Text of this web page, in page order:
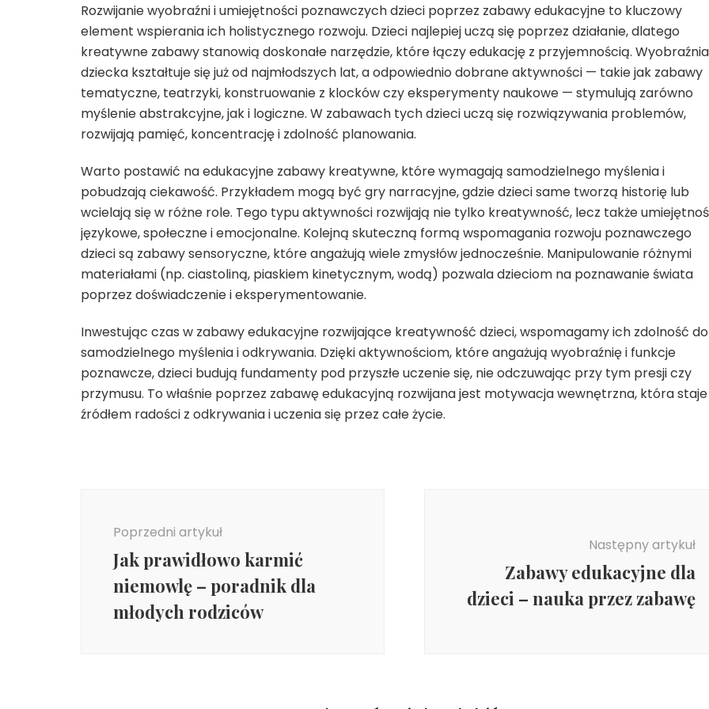
Rozwijanie wyobraźni i umiejętności poznawczych dzieci poprzez zabawy edukacyjne to kluczowy
element wspierania ich holistycznego rozwoju. Dzieci najlepiej uczą się poprzez działanie, dlatego
kreatywne zabawy stanowią doskonałe narzędzie, które łączy edukację z przyjemnością. Wyobraźnia
dziecka kształtuje się już od najmłodszych lat, a odpowiednio dobrane aktywności — takie jak zabawy
tematyczne, teatrzyki, konstruowanie z klocków czy eksperymenty naukowe — stymulują zarówno
myślenie abstrakcyjne, jak i logiczne. W zabawach tych dzieci uczą się rozwiązywania problemów,
rozwijają pamięć, koncentrację i zdolność planowania.
Warto postawić na edukacyjne zabawy kreatywne, które wymagają samodzielnego myślenia i
pobudzają ciekawość. Przykładem mogą być gry narracyjne, gdzie dzieci same tworzą historię lub
wcielają się w różne role. Tego typu aktywności rozwijają nie tylko kreatywność, lecz także
językowe, społeczne i emocjonalne. Kolejną skuteczną formą wspomagania rozwoju poznawczego
dzieci są zabawy sensoryczne, które angażują wiele zmysłów jednocześnie. Manipulowanie różnymi
materiałami (np. ciastoliną, piaskiem kinetycznym, wodą) pozwala dzieciom na poznawanie świata
poprzez doświadczenie i eksperymentowanie.
Inwestując czas w zabawy edukacyjne rozwijające kreatywność dzieci, wspomagamy ich zdolność do
samodzielnego myślenia i odkrywania. Dzięki aktywnościom, które angażują wyobraźnię i funkcje
poznawcze, dzieci budują fundamenty pod przyszłe uczenie się, nie odczuwając przy tym presji czy
przymusu. To właśnie poprzez zabawę edukacyjną rozwijana jest motywacja wewnętrzna, która
źródłem radości z odkrywania i uczenia się przez całe życie.
Poprzedni artykuł
Jak prawidłowo karmić
niemowlę – poradnik dla
młodych rodziców
Następny artykuł
Zabawy edukacyjne dla
dzieci – nauka przez zabawę